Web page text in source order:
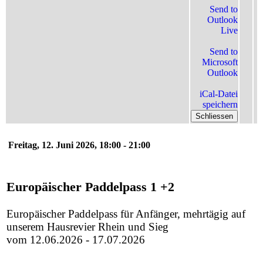
Send to
Outlook
Live
Send to
Microsoft
Outlook
iCal-Datei
speichern
Schliessen
Freitag, 12. Juni 2026, 18:00 - 21:00
Europäischer Paddelpass 1 +2
Europäischer Paddelpass für Anfänger, mehrtägig auf
unserem Hausrevier Rhein und Sieg
vom 12.06.2026 - 17.07.2026